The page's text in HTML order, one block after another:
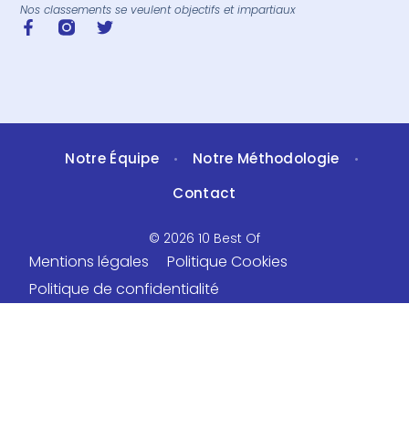
Nos classements se veulent objectifs et impartiaux
Notre Équipe • Notre Méthodologie •
Contact
© 2026 10 Best Of
Mentions légales
Politique Cookies
Politique de confidentialité